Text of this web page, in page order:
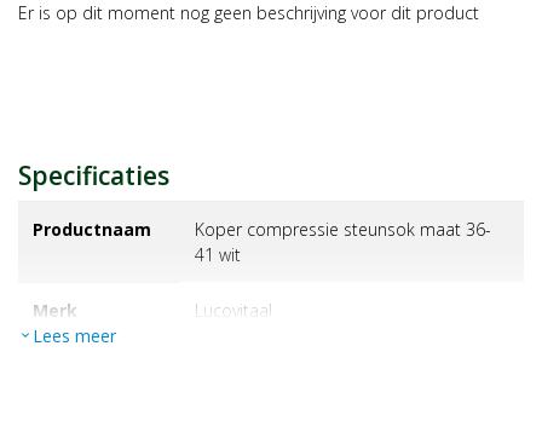
Er is op dit moment nog geen beschrijving voor dit product
Specificaties
Productnaam
Koper compressie steunsok maat 36-
41 wit
Merk lucovitaal
expand_more Lees meer